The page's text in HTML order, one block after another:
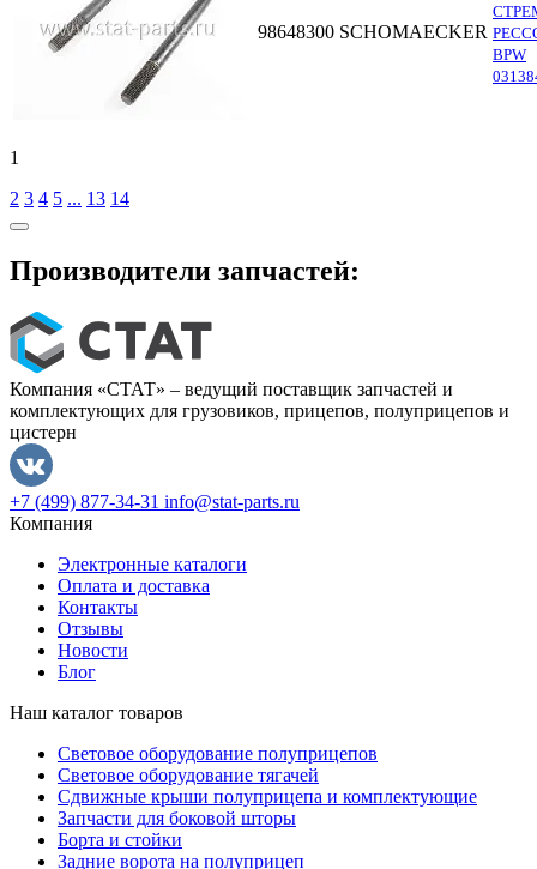
98648300 SCHOMAECKER
BPW
1
2 3 4 5 ... 13 14
Производители запчастей:
Компания «СТАТ» – ведущий поставщик запчастей и
комплектующих для грузовиков, прицепов, полуприцепов и
цистерн
+7 (499) 877-34-31 info@stat-parts.ru
Компания
Электронные каталоги
Оплата и доставка
Контакты
Отзывы
Новости
Блог
Наш каталог товаров
Световое оборудование полуприцепов
Световое оборудование тягачей
Сдвижные крыши полуприцепа и комплектующие
Запчасти для боковой шторы
Борта и стойки
Задние ворота на полуприцеп